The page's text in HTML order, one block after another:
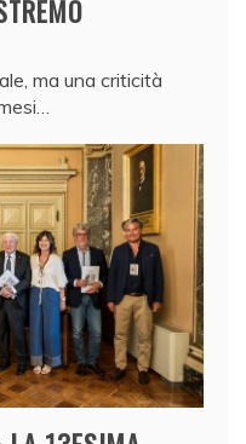
ma una criticità